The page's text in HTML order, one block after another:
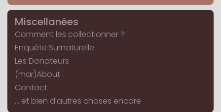
Miscellanées
Comment les collectionner ?
Enquête Surnaturelle
Les Donateurs
(mar)About
Contact
... et bien d'autres choses encore